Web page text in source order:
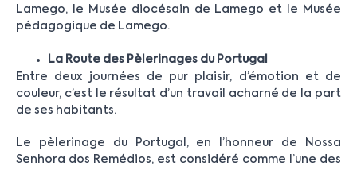
Lamego, le Musée diocésain de Lamego et le Musée
pédagogique de Lamego.
La Route des Pèlerinages du Portugal
Entre deux journées de pur plaisir, d’émotion et de
couleur, c’est le résultat d’un travail acharné de la part
de ses habitants.
Le pèlerinage du Portugal, en l’honneur de Nossa
Senhora dos Remédios, est considéré comme l’une des